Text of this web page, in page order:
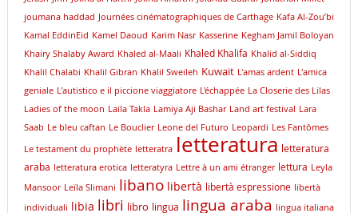
joumana haddad Journées cinématographiques de Carthage Kafa Al-Zou’bi
Kamal EddinEid Kamel Daoud Karim Nasr Kasserine Kegham Jamil Boloyan
Khairy Shalaby Award Khaled al-Maali Khaled Khalifa Khalid al-Siddiq
Khalil Chalabi Khalil Gibran Khalil Sweileh Kuwait L'amas ardent L'amica
geniale L'autistico e il piccione viaggiatore L'échappée La Closerie des Lilas
Ladies of the moon Laila Takla Lamiya Aji Bashar Land art festival Lara
Saab Le bleu caftan Le Bouclier Leone del Futuro Leopardi Les Fantômes
Le testament du prophète letteratra letteratura letteratura
araba letteratura erotica letteratyra Lettre à un ami étranger lettura Leyla
Mansoor Leïla Slimani libano libertà libertà espressione libertà
individuali libia libri libro lingua lingua araba lingua italiana